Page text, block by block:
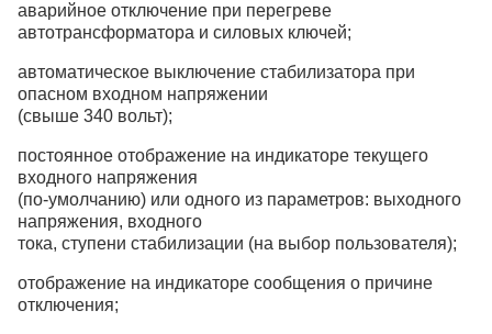
аварийное отключение при перегреве
автотрансформатора и силовых ключей;
автоматическое выключение стабилизатора при
опасном входном напряжении
(свыше 340 вольт);
постоянное отображение на индикаторе текущего
входного напряжения
(по-умолчанию) или одного из параметров: выходного
напряжения, входного
тока, ступени стабилизации (на выбор пользователя);
отображение на индикаторе сообщения о причине
отключения;